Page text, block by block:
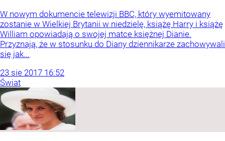
W nowym dokumencie telewizji BBC, który wyemitowany
zostanie w Wielkiej Brytanii w niedzielę, książę Harry i książę
William opowiadają o swojej matce księżnej Dianie.
Przyznają, że w stosunku do Diany dziennikarze zachowywali
się jak...
23 sie 2017 16:52
Świat